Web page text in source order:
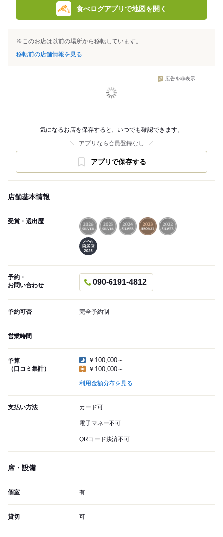
食べログアプリで地図を開く
※このお店は以前の場所から移転しています。
移転前の店舗情報を見る
広告を非表示
気になるお店を保存すると、いつでも確認できます。
アプリなら会員登録なし
アプリで保存する
店舗基本情報
受賞・選出歴
予約・
お問い合わせ
090-6191-4812
予約可否 完全予約制
営業時間
予算
（口コミ集計）
￥100,000～
￥100,000～
利用金額分布を見る
支払い方法 カード可
電子マネー不可
QRコード決済不可
席・設備
個室 有
貸切 可